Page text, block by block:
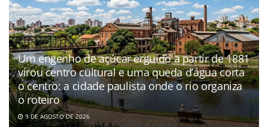
Um engenho de açúcar erguido a partir de 1881
virou centro cultural e uma queda d’água corta
o centro: a cidade paulista onde o rio organiza
o roteiro
9 DE AGOSTO DE 2026